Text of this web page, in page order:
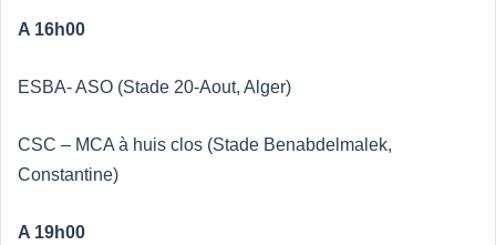
A 16h00
ESBA- ASO (Stade 20-Aout, Alger)
CSC – MCA à huis clos (Stade Benabdelmalek,
Constantine)
A 19h00